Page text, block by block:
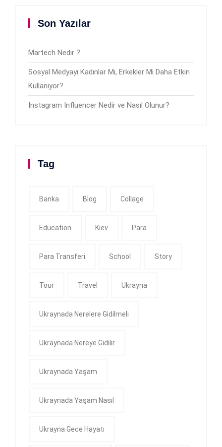
Son Yazılar
Martech Nedir ?
Sosyal Medyayı Kadınlar Mı, Erkekler Mi Daha Etkin
Kullanıyor?
Instagram Influencer Nedir ve Nasıl Olunur?
Tag
Banka Blog Collage
Education Kiev Para
Para Transferi School Story
Tour Travel Ukrayna
Ukraynada Nerelere Gidilmeli
Ukraynada Nereye Gidilir
Ukraynada Yaşam
Ukraynada Yaşam Nasıl
Ukrayna Gece Hayatı